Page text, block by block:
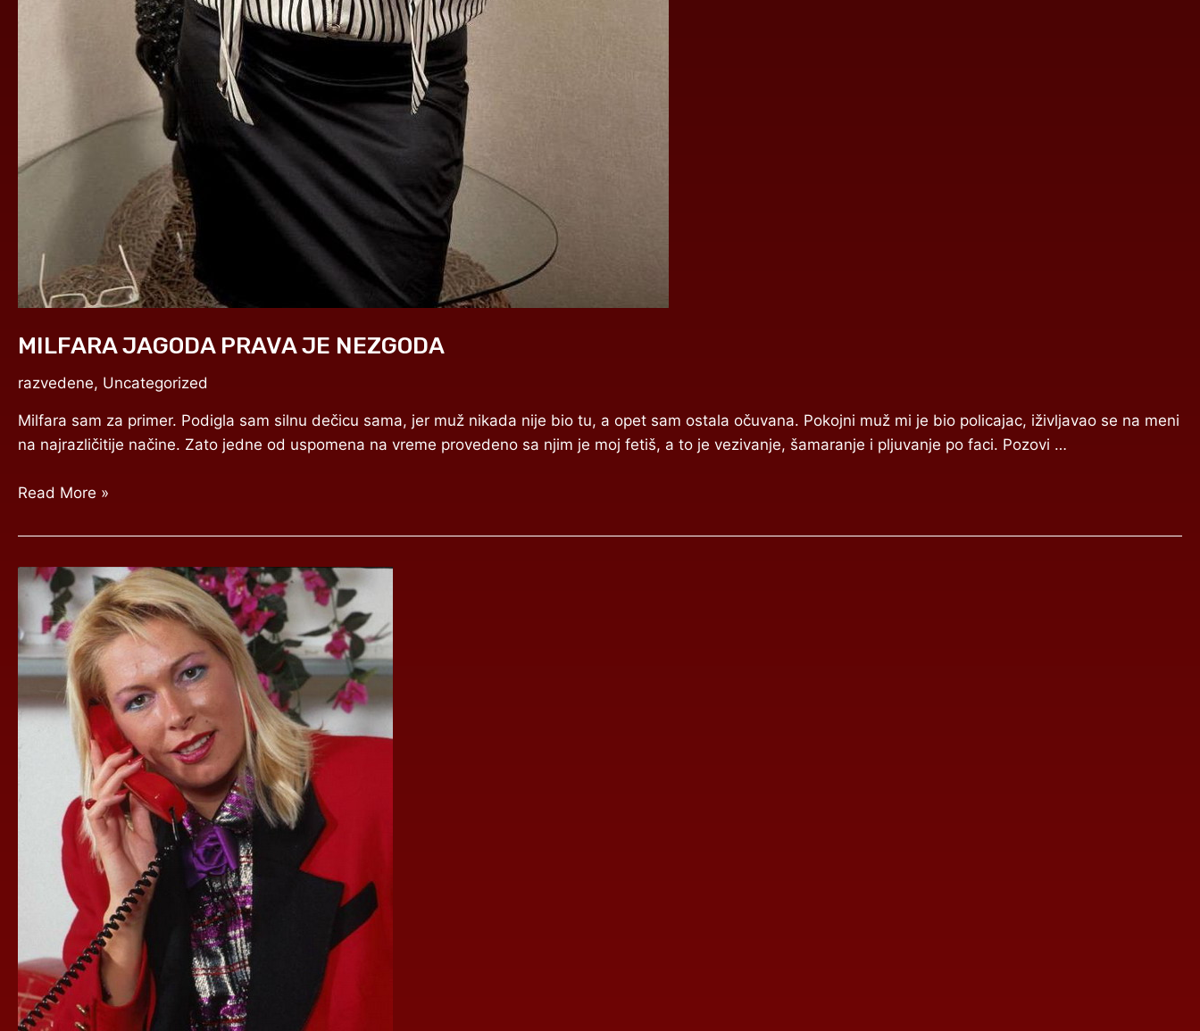
MILFARA JAGODA PRAVA JE NEZGODA
razvedene, Uncategorized
Milfara sam za primer. Podigla sam silnu dečicu sama, jer muž nikada nije bio tu, a opet sam ostala očuvana. Pokojni muž mi je bio policajac, iživljavao se na meni
na najrazličitije načine. Zato jedne od uspomena na vreme provedeno sa njim je moj fetiš, a to je vezivanje, šamaranje i pljuvanje po faci. Pozovi …
Read More »
ATRAKTIVNA
NEVENA
BI
DA
BUDE
OBLIVENA
SPERMOM